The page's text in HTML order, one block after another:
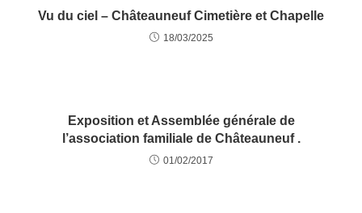
Vu du ciel – Châteauneuf Cimetière et Chapelle
18/03/2025
Exposition et Assemblée générale de
l’association familiale de Châteauneuf .
01/02/2017